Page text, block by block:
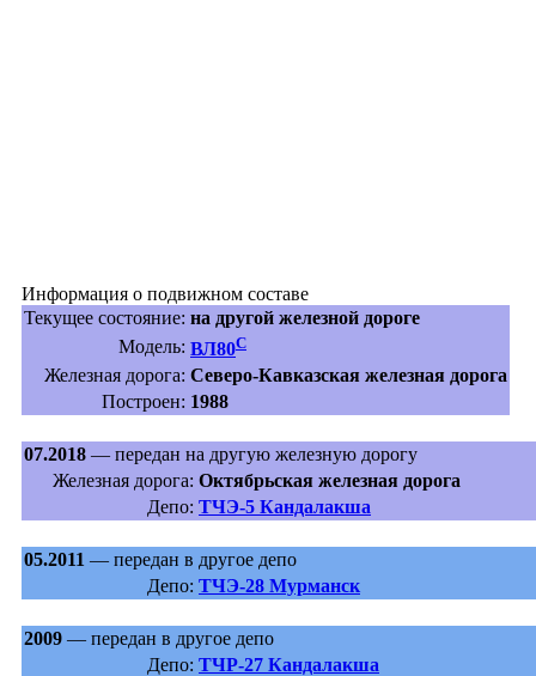
Информация о подвижном составе
Текущее состояние: на другой железной дороге
Модель: ВЛ80С
Железная дорога: Северо-Кавказская железная дорога
Построен: 1988
07.2018 — передан на другую железную дорогу
Железная дорога: Октябрьская железная дорога
Депо: ТЧЭ-5 Кандалакша
05.2011 — передан в другое депо
Депо: ТЧЭ-28 Мурманск
2009 — передан в другое депо
Депо: ТЧР-27 Кандалакша